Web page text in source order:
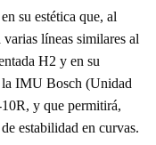
su estética que, al
líneas similares al
H2 y en su
la IMU Bosch (Unidad
y que permitirá,
estabilidad en curvas.